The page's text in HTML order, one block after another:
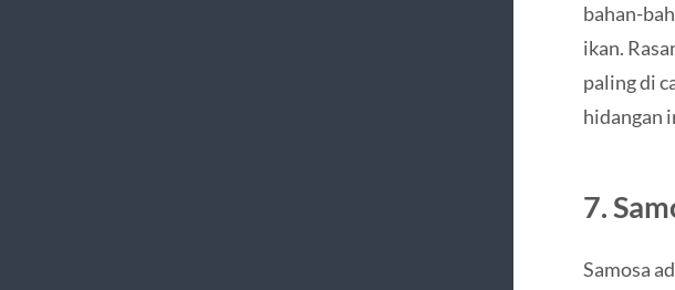
bahan-
ikan.
paling di
hidangan
7.
Samosa